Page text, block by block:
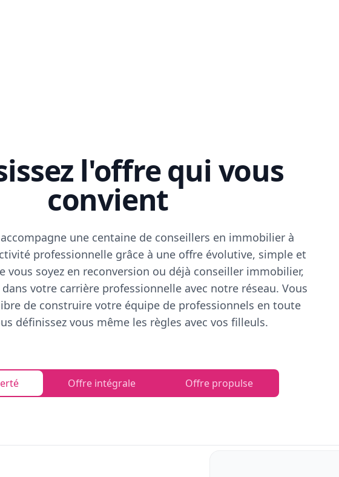
l'offre qui vous
convient
une centaine de conseillers en immobilier à
professionnelle grâce à une offre évolutive, simple et
vous soyez en reconversion ou déjà conseiller immobilier,
votre carrière professionnelle avec notre réseau. Vous
de construire votre équipe de professionnels en toute
définissez vous même les règles avec vos filleuls.
Offre intégrale Offre propulse